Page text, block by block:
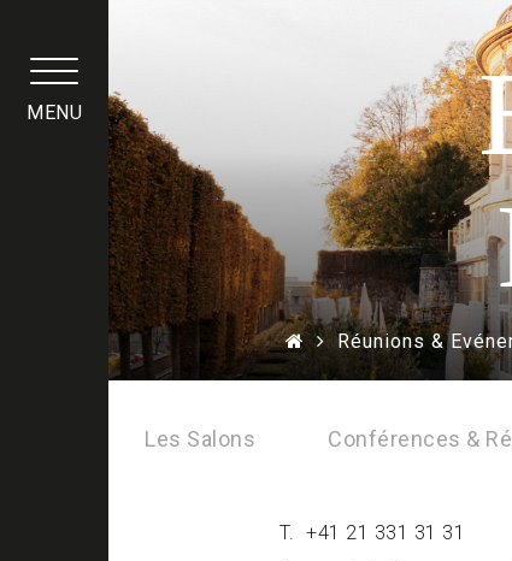
MENU
Les Salons Conférences &
Réunions &
T. +41 21 331 31 31